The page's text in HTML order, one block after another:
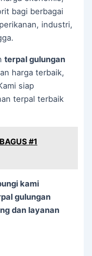
bagi berbagai
industri,
terpal gulungan
harga terbaik,
siap
terpal terbaik
#1
kami
gulungan
dan layanan